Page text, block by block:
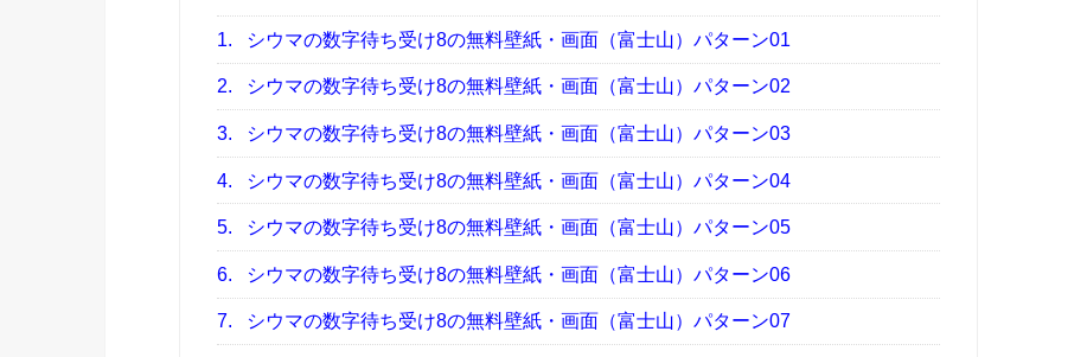
1. シウマの数字待ち受け8の無料壁紙・画面（富士山）パターン01
2. シウマの数字待ち受け8の無料壁紙・画面（富士山）パターン02
3. シウマの数字待ち受け8の無料壁紙・画面（富士山）パターン03
4. シウマの数字待ち受け8の無料壁紙・画面（富士山）パターン04
5. シウマの数字待ち受け8の無料壁紙・画面（富士山）パターン05
6. シウマの数字待ち受け8の無料壁紙・画面（富士山）パターン06
7. シウマの数字待ち受け8の無料壁紙・画面（富士山）パターン07